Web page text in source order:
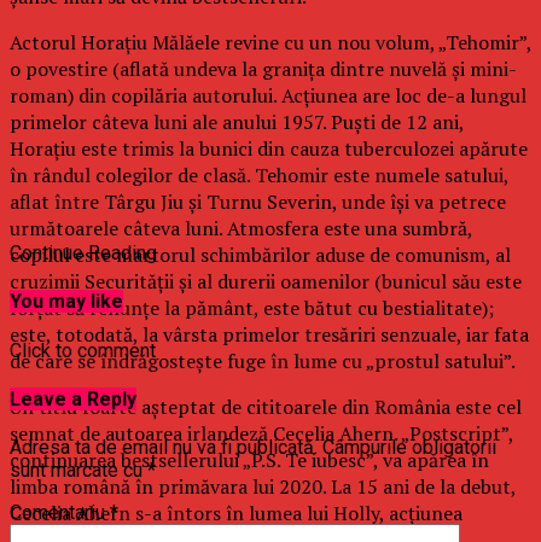
Actorul Horaţiu Mălăele revine cu un nou volum, „Tehomir”,
o povestire (aflată undeva la graniţa dintre nuvelă şi mini-
roman) din copilăria autorului. Acţiunea are loc de-a lungul
primelor câteva luni ale anului 1957. Puşti de 12 ani,
Horaţiu este trimis la bunici din cauza tuberculozei apărute
în rândul colegilor de clasă. Tehomir este numele satului,
aflat între Târgu Jiu şi Turnu Severin, unde îşi va petrece
următoarele câteva luni. Atmosfera este una sumbră,
copilul este martorul schimbărilor aduse de comunism, al
cruzimii Securităţii şi al durerii oamenilor (bunicul său este
forţat să renunţe la pământ, este bătut cu bestialitate);
este, totodată, la vârsta primelor tresăriri senzuale, iar fata
de care se îndrăgosteşte fuge în lume cu „prostul satului”.
Un titlu foarte aşteptat de cititoarele din România este cel
semnat de autoarea irlandeză Cecelia Ahern. „Postscript”,
continuarea bestsellerului „P.S. Te iubesc”, va apărea în
limba română în primăvara lui 2020. La 15 ani de la debut,
Cecelia Ahern s-a întors în lumea lui Holly, acţiunea
Continue Reading
You may like
Click to comment
Leave a Reply
Adresa ta de email nu va fi publicată. Câmpurile obligatorii
sunt marcate cu*
Comentariu*